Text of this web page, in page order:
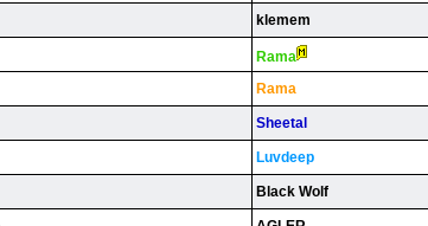
klemem
Rama
Rama
Sheetal
Luvdeep
Black Wolf